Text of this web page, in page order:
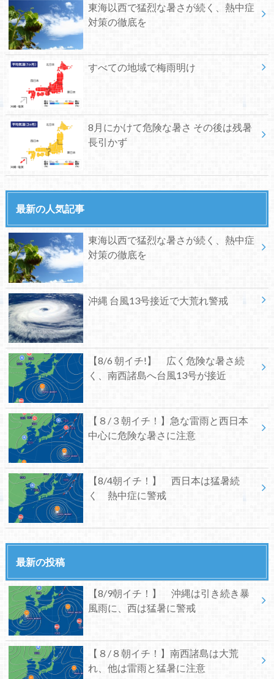
東海以西で猛烈な暑さが続く、熱中症
対策の徹底を
すべての地域で梅雨明け
8月にかけて危険な暑さ その後は残暑
長引かず
最新の人気記事
東海以西で猛烈な暑さが続く、熱中症
対策の徹底を
沖縄 台風13号接近で大荒れ警戒
【8/6 朝イチ!】 広く危険な暑さ続
く、南西諸島へ台風13号が接近
【８/３朝イチ！】急な雷雨と西日本
中心に危険な暑さに注意
【8/4朝イチ！】 西日本は猛暑続
く 熱中症に警戒
最新の投稿
【8/9朝イチ！】 沖縄は引き続き暴
風雨に、西は猛暑に警戒
【８/８朝イチ！】南西諸島は大荒
れ、他は雷雨と猛暑に注意